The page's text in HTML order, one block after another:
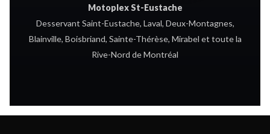
Motoplex St-Eustache
Desservant Saint-Eustache, Laval, Deux-Montagnes,
Blainville, Boisbriand, Sainte-Thérèse, Mirabel et toute la
Rive-Nord de Montréal